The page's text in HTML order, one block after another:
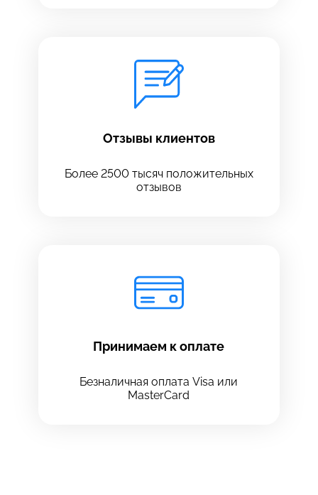
Отзывы клиентов
Более 2500 тысяч положительных
отзывов
Принимаем к оплате
Безналичная оплата Visa или
MasterCard